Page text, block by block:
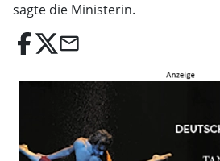
sagte die Ministerin.
email